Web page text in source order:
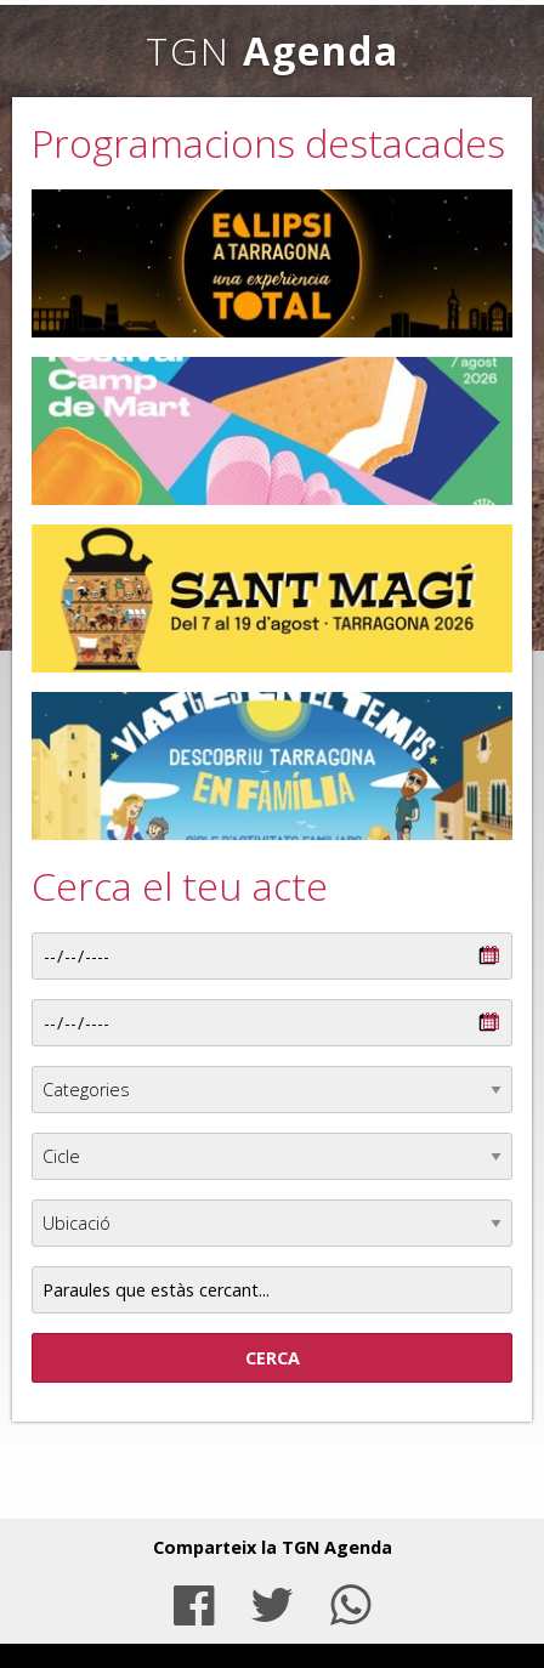
TGN Agenda
Programacions destacades
Cerca el teu acte
que
Comparteix la TGN Agenda
Facebook
Twitter